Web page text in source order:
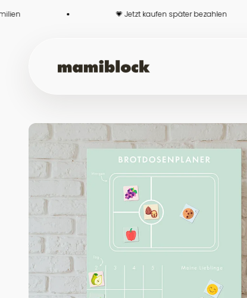
💗 Jetzt kaufen später bezahlen
mamiblock-Shop
Später bezahlen